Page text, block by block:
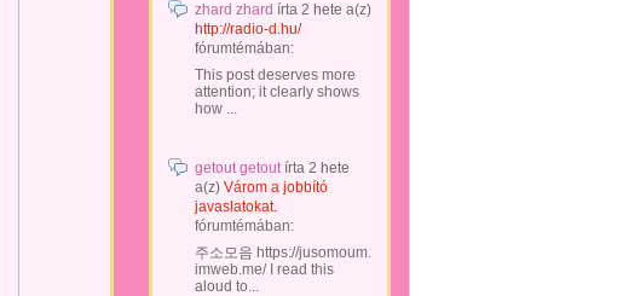
zhard zhard írta 2 hete a(z)
http://radio-d.hu/
fórumtémában:
This post deserves more
attention; it clearly shows
how ...
getout getoutírta 2 hete
a(z) Várom a jobbító
javaslatokat.
fórumtémában:
주소모음 https://jusomoum.
imweb.me/ I read this
aloud to...